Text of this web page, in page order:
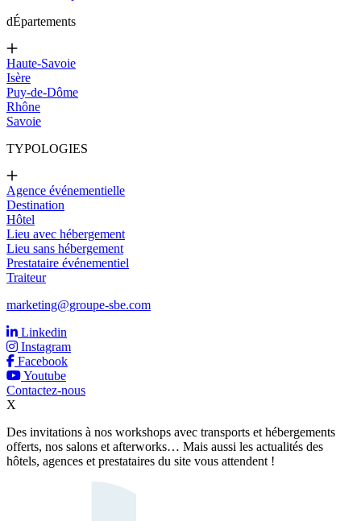
dÉpartements
Haute-Savoie
Isère
Puy-de-Dôme
Rhône
Savoie
TYPOLOGIES
Agence événementielle
Destination
Hôtel
Lieu avec hébergement
Lieu sans hébergement
Prestataire événementiel
Traiteur
marketing@groupe-sbe.com
Linkedin
Instagram
Facebook
Youtube
Contactez-nous
X
Des invitations à nos workshops avec transports et hébergements
offerts, nos salons et afterworks… Mais aussi les actualités des
hôtels, agences et prestataires du site vous attendent !